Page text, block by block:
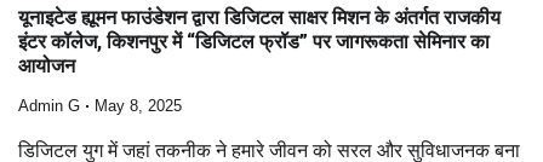
यूनाइटेड ह्यूमन फाउंडेशन द्वारा डिजिटल साक्षर मिशन के अंतर्गत राजकीय
इंटर कॉलेज, किशनपुर में “डिजिटल फ्रॉड” पर जागरूकता सेमिनार का
आयोजन
Admin G May 8, 2025
डिजिटल युग में जहां तकनीक ने हमारे जीवन को सरल और सुविधाजनक बना